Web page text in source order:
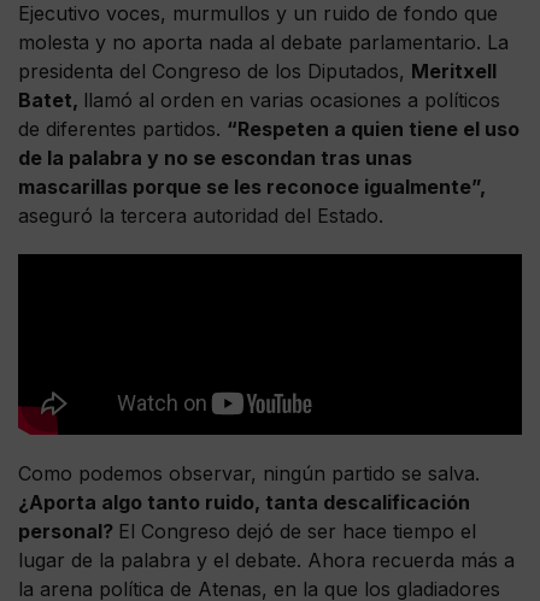
Ejecutivo voces, murmullos y un ruido de fondo que
molesta y no aporta nada al debate parlamentario. La
presidenta del Congreso de los Diputados, Meritxell
Batet, llamó al orden en varias ocasiones a políticos
de diferentes partidos. “Respeten a quien tiene el uso
de la palabra y no se escondan tras unas
mascarillas porque se les reconoce igualmente”,
aseguró la tercera autoridad del Estado.
Como podemos observar, ningún partido se salva.
¿Aporta algo tanto ruido, tanta descalificación
personal? El Congreso dejó de ser hace tiempo el
lugar de la palabra y el debate. Ahora recuerda más a
la arena política de Atenas, en la que los gladiadores